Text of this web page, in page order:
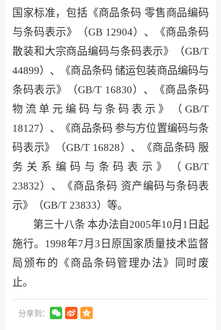
国家标准，包括《商品条码 零售商品编码
与条码表示》（GB 12904）、《商品条码
散装和大宗商品编码与条码表示》（GB/T
44899）、《商品条码 储运包装商品编码与
条码表示》（GB/T 16830）、《商品条码
物流单元编码与条码表示》（ GB/T
18127）、《商品条码 参与方位置编码与条
码表示》（GB/T 16828）、《商品条码 服
务关系编码与条码表示》（ GB/T
23832）、《商品条码 资产编码与条码表
示》（GB/T 23833）等。
第三十八条 本办法自2005年10月 1 日起
施行。 1998年7月 3 日原国家质量技术监督
局颁布的《商品条码管理办法》同时废
止。
分享到：